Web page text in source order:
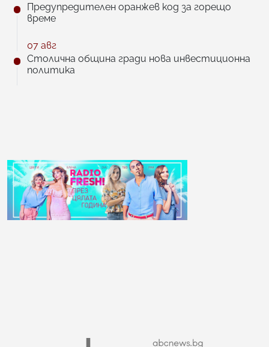
Предупредителен оранжев код за горещо
време
07 авг
Столична община гради нова инвестиционна
политика